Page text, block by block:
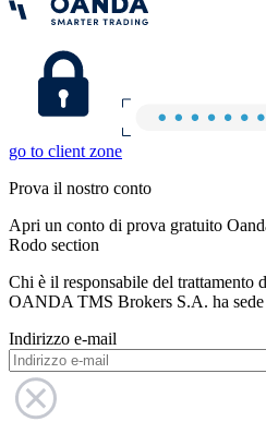
go to client zone
Prova il nostro conto
Apri un conto di prova gratuito
Rodo section
Chi è il responsabile del trattamento
OANDA TMS Brokers S.A. ha sede
Indirizzo e-mail